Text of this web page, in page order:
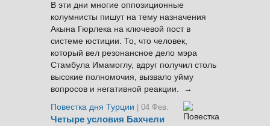
В эти дни многие оппозиционные
колумнисты пишут на тему назначения
Акына Гюрлека на ключевой пост в
системе юстиции. То, что человек,
который вел резонансное дело мэра
Стамбула Имамоглу, вдруг получил столь
высокие полномочия, вызвало уйму
вопросов и негативной реакции. →
Повестка дня Турции
| 04 Фев.
Четыре условия Бахчели